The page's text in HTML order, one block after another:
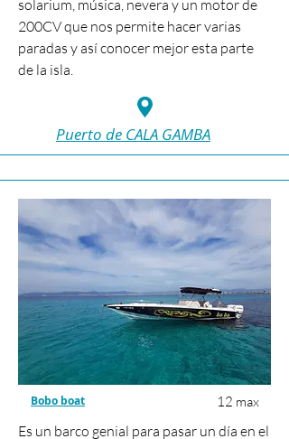
solarium, música, nevera y un motor de
200CV que nos permite hacer varias
paradas y así conocer mejor esta parte
de la isla.
Puerto de CALA GAMBA
Bobo boat 12 max
Es un barco genial para pasar un día en el